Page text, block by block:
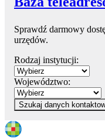
Sprawdź darmowy
urzędów.
Rodzaj instytucji:
Województwo:
Szukaj danych